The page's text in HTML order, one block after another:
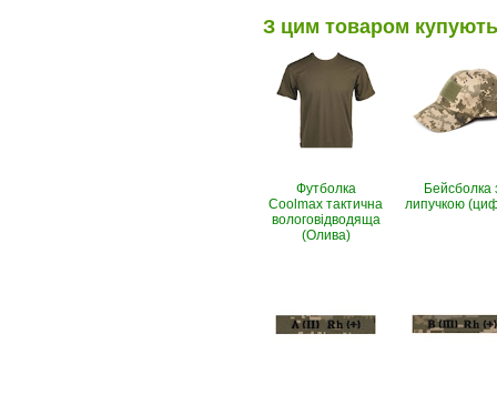
З цим товаром купують
Футболка
Coolmax тактична
вологовiдводяща
(Олива)
Бейсболка
липучкою